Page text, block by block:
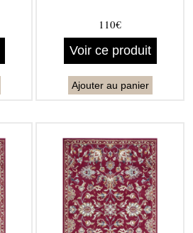
110€
Voir ce produit
Ajouter au panier